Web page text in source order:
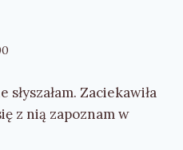
Zaciekawiła
z nią zapoznam w